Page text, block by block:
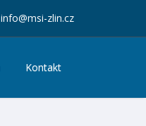
info@msi-zlin.cz
Kontakt